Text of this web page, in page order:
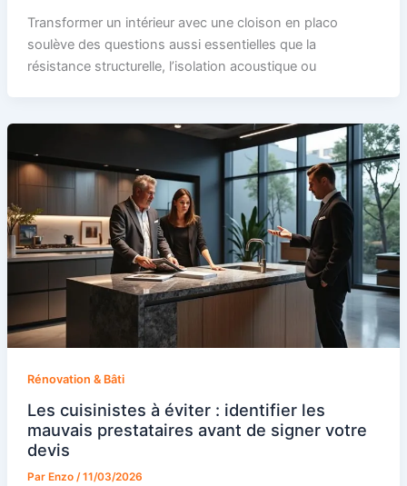
Transformer un intérieur avec une cloison en placo
soulève des questions aussi essentielles que la
résistance structurelle, l’isolation acoustique ou
Rénovation & Bâti
Les cuisinistes à éviter : identifier les
mauvais prestataires avant de signer votre
devis
Par Enzo /11/03/2026